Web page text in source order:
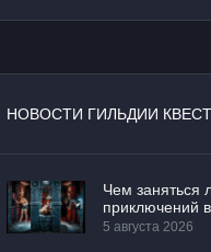
НОВОСТИ ГИЛЬДИИ
Чем заняться
приключений
5 августа 2026